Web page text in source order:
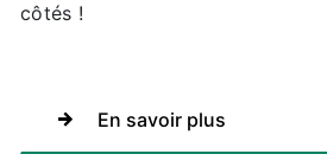
côtés !
En savoir plus